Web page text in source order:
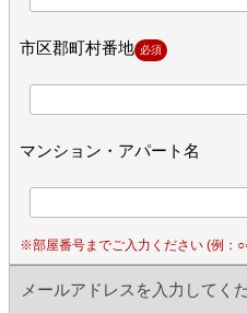
市区郡町村番地 必須
マンション・アパート名
※部屋番号までご入力ください (例：
メールアドレスを入力してく